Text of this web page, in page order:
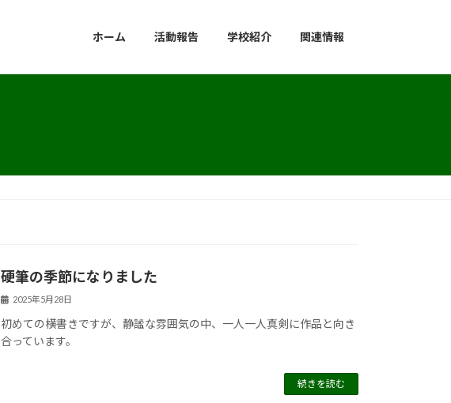
ホーム 活動報告 学校紹介 関連情報
硬筆の季節になりました
2025年5月28日
初めての横書きですが、静謐な雰囲気の中、一人一人真剣に作品と向き
合っています。
続きを読む